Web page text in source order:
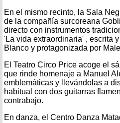
En el mismo recinto, la Sala
de la compañía surcoreana
directo con instrumentos
'La vida extraordinaria' , escrita
Blanco y protagonizada por
El Teatro Circo Price acoge el
que rinde homenaje a Manuel
emblemáticas y llevándolas a
habitual con dos guitarras
contrabajo.
En danza, el Centro Danza